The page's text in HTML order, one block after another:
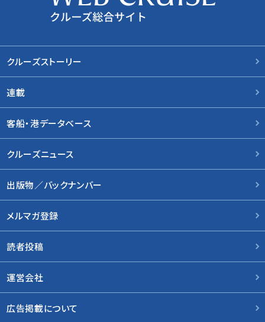
クルーズストーリー
連載
客船・港データベース
クルーズニュース
出版物／バックナンバー
メルマガ登録
読者投稿
運営会社
広告掲載について